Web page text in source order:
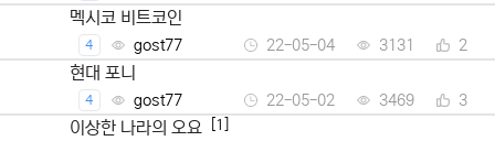
멕시코 비트코인
4 gost77 22-05-04 3131 2
현대 포니
4 gost77 22-05-02 3469 3
이상한 나라의 오요 [1]